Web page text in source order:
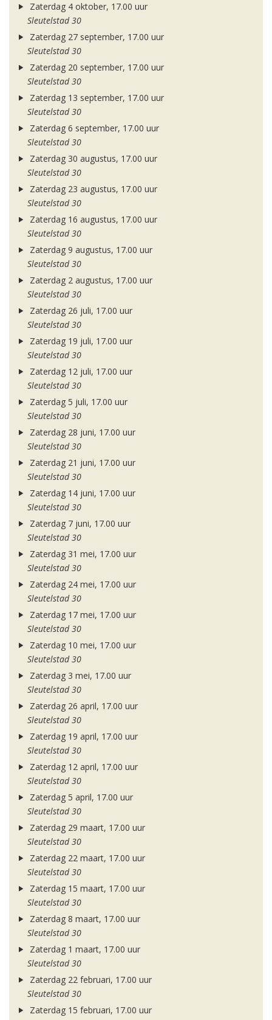
Zaterdag 4 oktober, 17.00 uur
Sleutelstad 30
Zaterdag 27 september, 17.00 uur
Sleutelstad 30
Zaterdag 20 september, 17.00 uur
Sleutelstad 30
Zaterdag 13 september, 17.00 uur
Sleutelstad 30
Zaterdag 6 september, 17.00 uur
Sleutelstad 30
Zaterdag 30 augustus, 17.00 uur
Sleutelstad 30
Zaterdag 23 augustus, 17.00 uur
Sleutelstad 30
Zaterdag 16 augustus, 17.00 uur
Sleutelstad 30
Zaterdag 9 augustus, 17.00 uur
Sleutelstad 30
Zaterdag 2 augustus, 17.00 uur
Sleutelstad 30
Zaterdag 26 juli, 17.00 uur
Sleutelstad 30
Zaterdag 19 juli, 17.00 uur
Sleutelstad 30
Zaterdag 12 juli, 17.00 uur
Sleutelstad 30
Zaterdag 5 juli, 17.00 uur
Sleutelstad 30
Zaterdag 28 juni, 17.00 uur
Sleutelstad 30
Zaterdag 21 juni, 17.00 uur
Sleutelstad 30
Zaterdag 14 juni, 17.00 uur
Sleutelstad 30
Zaterdag 7 juni, 17.00 uur
Sleutelstad 30
Zaterdag 31 mei, 17.00 uur
Sleutelstad 30
Zaterdag 24 mei, 17.00 uur
Sleutelstad 30
Zaterdag 17 mei, 17.00 uur
Sleutelstad 30
Zaterdag 10 mei, 17.00 uur
Sleutelstad 30
Zaterdag 3 mei, 17.00 uur
Sleutelstad 30
Zaterdag 26 april, 17.00 uur
Sleutelstad 30
Zaterdag 19 april, 17.00 uur
Sleutelstad 30
Zaterdag 12 april, 17.00 uur
Sleutelstad 30
Zaterdag 5 april, 17.00 uur
Sleutelstad 30
Zaterdag 29 maart, 17.00 uur
Sleutelstad 30
Zaterdag 22 maart, 17.00 uur
Sleutelstad 30
Zaterdag 15 maart, 17.00 uur
Sleutelstad 30
Zaterdag 8 maart, 17.00 uur
Sleutelstad 30
Zaterdag 1 maart, 17.00 uur
Sleutelstad 30
Zaterdag 22 februari, 17.00 uur
Sleutelstad 30
Zaterdag 15 februari, 17.00 uur